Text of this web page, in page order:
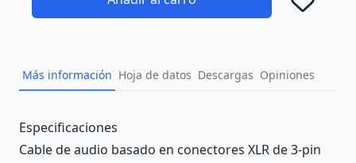
Más información Hoja de datos Descargas Opiniones
Description
Especificaciones
Cable de audio basado en conectores XLR de 3-pin